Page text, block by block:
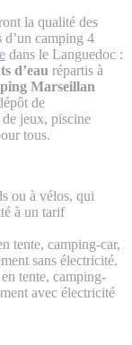
la qualité des
d’un camping 4
dans le Languedoc :
d’eau répartis à
Marseillan
de
jeux, piscine
tous.
ou à vélos, qui
à un tarif
tente, camping-car,
sans électricité.
tente, camping-
avec électricité